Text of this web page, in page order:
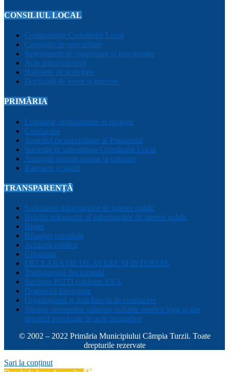
CONSILIUL LOCAL
Componența Consiliului Local
Comisiile de specialitate
Regulament de organizare și funcționare
Acte administrative
Rapoarte de activitate
Declarații de avere și interese
PRIMĂRIA
Legislație, regulamente și strategii
Conducere
Aparatul de specialitate al Primarului
Sociețăți în subordinea Consiliului Local
Anunțuri posturi scoase la concurs
Rapoarte și studii
TRANSPARENȚĂ
Solicitarea informațiilor de interes public
Buletin informativ al informațiilor de interes public
Buget
Bilanțuri contabile
Achiziții publice
Urbanism
DECLARAȚIE DE AVERE ȘI INTERESE
Transparență decizională
Sectiune RUTI conform SNA
Domeniul Integritate
Organigramă și listă funcții de conducere
Situația drepturilor salariale stabilite potrivit legii și alte
drepturi prevăzute de acte normative
© 2002 – 2022 Primăria Municipiului Câmpia Turzii. Toate
drepturile rezervate
Sari la conținut